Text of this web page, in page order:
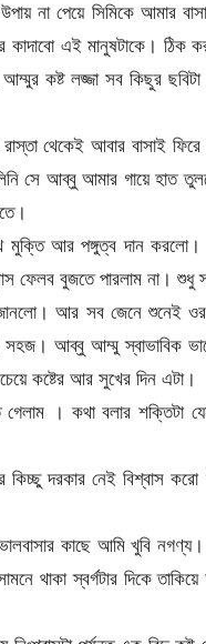
না পেয়ে সিমিকে আমার
এই মানুষটাকে। ঠিক
কষ্ট লজ্জা সব কিছুর
থেকেই আবার বাসাই
সে আব্বু আমার গায়ে হাত
আর পঙ্গুত্ব দান করলো।
ফেলব বুজতে পারলাম না। শুধু
আর সব জেনে শুনেই
সহজ। আব্বু আম্মু স্বাভাবিক
কষ্টের আর সুখের দিন এটা।
। কথা বলার শক্তিটা
দরকার নেই বিশ্বাস
কাছে আমি খুবি
থাকা স্বর্গটার দিকে